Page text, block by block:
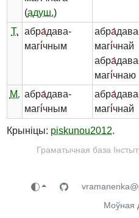
(адуш.)
Т.
абра́дава-
магі́чным
абра́
магі́чнай
абра́
магі́чнаю
М. абра́дава-
магі́чным
абра́
магі́чнай
Крыніцы: piskunou2012.
Граматычная база
Моўная